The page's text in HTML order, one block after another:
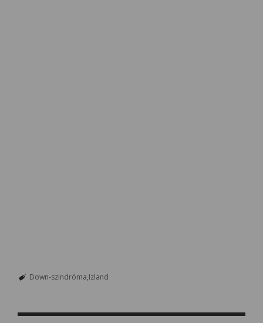
Down-szindróma Izland